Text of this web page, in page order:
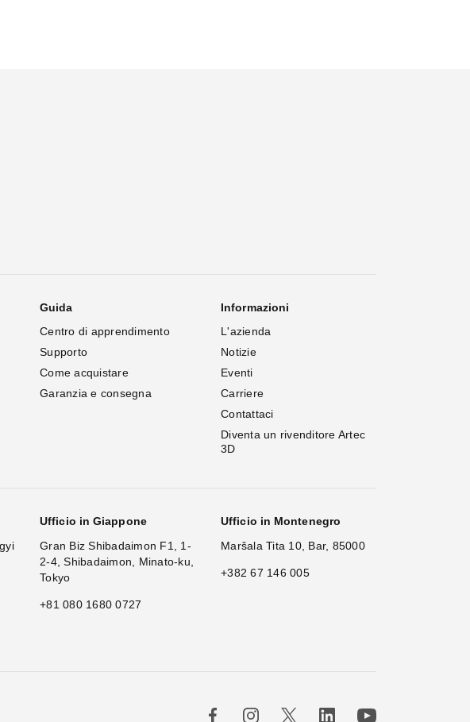
Guida
Centro di apprendimento
Supporto
Come acquistare
Garanzia e consegna
Informazioni
L'azienda
Notizie
Eventi
Carriere
Contattaci
Diventa un rivenditore Artec
3D
Ufficio in Giappone
Gran Biz Shibadaimon F1, 1-
2-4, Shibadaimon, Minato-ku,
Tokyo
+81 080 1680 0727
Ufficio in Montenegro
Maršala Tita 10, Bar, 85000
+382 67 146 005